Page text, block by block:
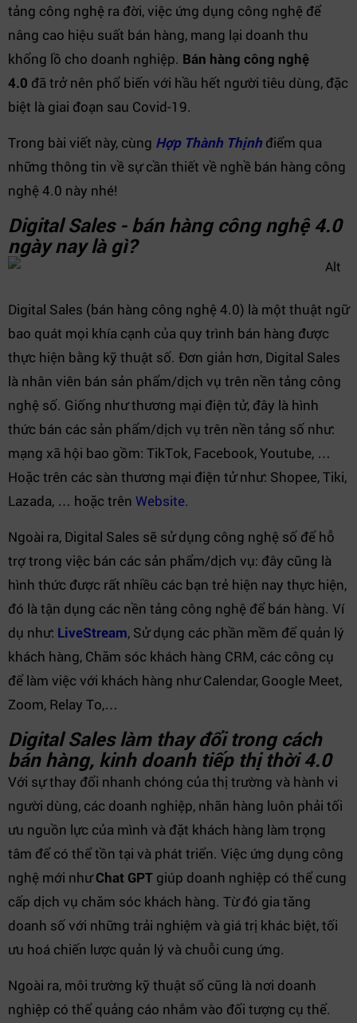
tảng công nghệ ra đời, việc ứng dụng công nghệ để
nâng cao hiệu suất bán hàng, mang lại doanh thu
khổng lồ cho doanh nghiệp. Bán hàng công nghệ
4.0 đã trở nên phổ biến với hầu hết người tiêu dùng, đặc
biệt là giai đoạn sau Covid-19.
Trong bài viết này, cùng Hợp Thành Thịnh điểm qua
những thông tin về sự cần thiết về nghề bán hàng công
nghệ 4.0 này nhé!
Digital Sales - bán hàng công nghệ 4.0
ngày nay là gì?
Digital Sales (bán hàng công nghệ 4.0) là một thuật ngữ
bao quát mọi khía cạnh của quy trình bán hàng được
thực hiện bằng kỹ thuật số. Đơn giản hơn, Digital Sales
là nhân viên bán sản phẩm/dịch vụ trên nền tảng công
nghệ số. Giống như thương mại điện tử, đây là hình
thức bán các sản phẩm/dịch vụ trên nền tảng số như:
mạng xã hội bao gồm: TikTok, Facebook, Youtube, …
Hoặc trên các sàn thương mại điện tử như: Shopee, Tiki,
Lazada, … hoặc trên Website.
Ngoài ra, Digital Sales sẽ sử dụng công nghệ số để hỗ
trợ trong việc bán các sản phẩm/dịch vụ: đây cũng là
hình thức được rất nhiều các bạn trẻ hiện nay thực hiện,
đó là tận dụng các nền tảng công nghệ để bán hàng. Ví
dụ như: LiveStream, Sử dụng các phần mềm để quản lý
khách hàng, Chăm sóc khách hàng CRM, các công cụ
để làm việc với khách hàng như Calendar, Google Meet,
Zoom, Relay To,…
Digital Sales làm thay đổi trong cách
bán hàng, kinh doanh tiếp thị thời 4.0
Với sự thay đổi nhanh chóng của thị trường và hành vi
người dùng, các doanh nghiệp, nhãn hàng luôn phải tối
ưu nguồn lực của mình và đặt khách hàng làm trọng
tâm để có thể tồn tại và phát triển. Việc ứng dụng công
nghệ mới nhưChat GPT giúp doanh nghiệp có thể cung
cấp dịch vụ chăm sóc khách hàng. Từ đó gia tăng
doanh số với những trải nghiệm và giá trị khác biệt, tối
ưu hoá chiến lược quản lý và chuỗi cung ứng.
Ngoài ra, môi trường kỹ thuật số cũng là nơi doanh
nghiệp có thể quảng cáo nhắm vào đối tượng cụ thể.